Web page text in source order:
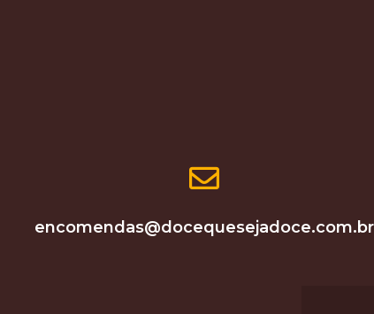
encomendas@docequesejadoce.com.br